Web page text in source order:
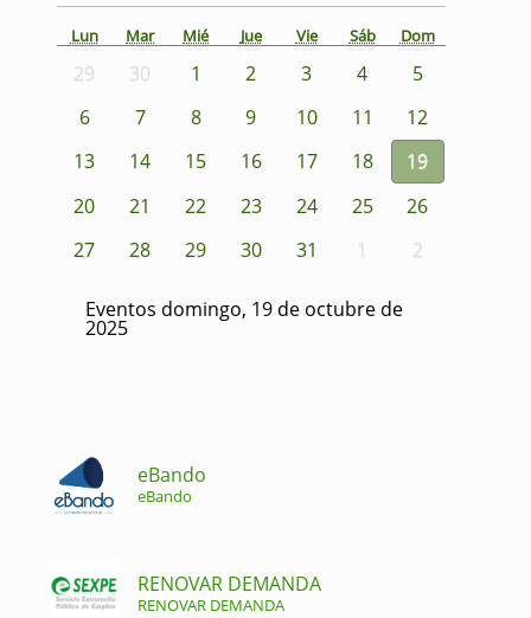
Lun Mar Mié Jue Vie Sáb Dom
29 30 1 2 3 4
5
6
7 8 9 10 11
12
13
14 15 16 17 18
19
20
21 22 23 24 25
26
27
28 29 30 31 1 2
Eventos domingo, 19 de octubre de
2025
eBando
eBando
RENOVAR DEMANDA
RENOVAR DEMANDA